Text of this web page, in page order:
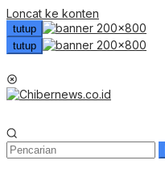
Loncat ke konten
tutup
tutup